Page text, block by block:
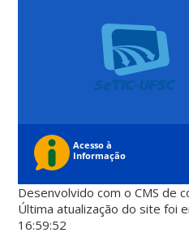
Desenvolvido com o CMS de
Última atualização do site foi
16:59:52